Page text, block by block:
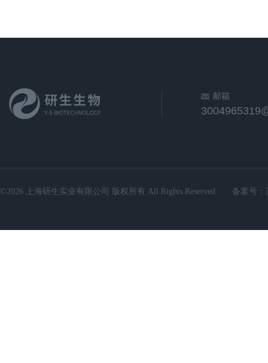
邮箱
©2026 上海研生实业有限公司 版权所有 All Rights Reserved. 备案号：